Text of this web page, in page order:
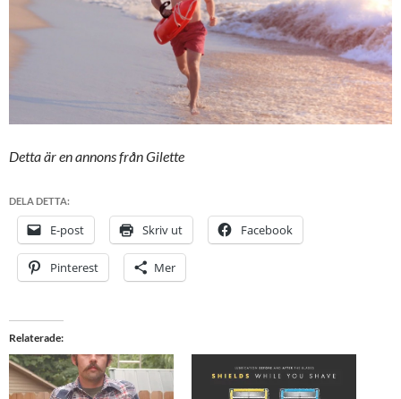
Detta är en annons från Gilette
DELA DETTA:
E-post Skriv ut Facebook
Pinterest Mer
Relaterade